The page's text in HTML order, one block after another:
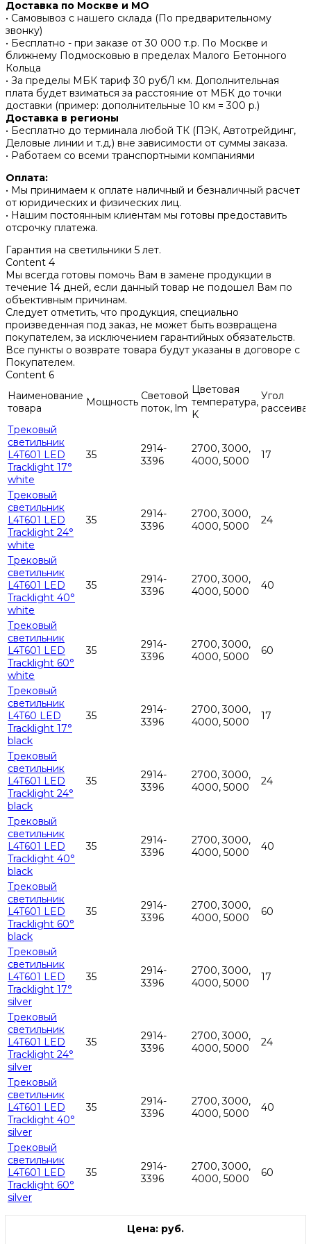
Доставка по Москве и МО
• Самовывоз с нашего склада (По предварительному
звонку)
• Бесплатно - при заказе от 30 000 т.р. По Москве и
ближнему Подмосковью в пределах Малого Бетонного
Кольца
• За пределы МБК тариф 30 руб/1 км. Дополнительная
плата будет взиматься за расстояние от МБК до точки
доставки (пример: дополнительные 10 км = 300 р.)
Доставка в регионы
• Бесплатно до терминала любой ТК (ПЭК, Автотрейдинг,
Деловые линии и т.д.) вне зависимости от суммы заказа.
• Работаем со всеми транспортными компаниями
Оплата:
• Мы принимаем к оплате наличный и безналичный расчет
от юридических и физических лиц.
• Нашим постоянным клиентам мы готовы предоставить
отсрочку платежа.
Гарантия на светильники 5 лет.
Content 4
Мы всегда готовы помочь Вам в замене продукции в
течение 14 дней, если данный товар не подошел Вам по
объективным причинам.
Следует отметить, что продукция, специально
произведенная под заказ, не может быть возвращена
покупателем, за исключением гарантийных обязательств.
Все пункты о возврате товара будут указаны в договоре с
Покупателем.
Content 6
Наименование
товара
Мощность Световой
поток, lm
Цветовая
температура,
K
Угол
Трековый
светильник
L4T601 LED
Tracklight 17°
white
35
2914-
3396
2700, 3000,
4000, 5000
17
Трековый
светильник
L4T601 LED
Tracklight 24°
white
35
2914-
3396
2700, 3000,
4000, 5000
24
Трековый
светильник
L4T601 LED
Tracklight 40°
white
35
2914-
3396
2700, 3000,
4000, 5000
40
Трековый
светильник
L4T601 LED
Tracklight 60°
white
35
2914-
3396
2700, 3000,
4000, 5000
60
Трековый
светильник
L4T60 LED
Tracklight 17°
black
35
2914-
3396
2700, 3000,
4000, 5000
17
Трековый
светильник
L4T601 LED
Tracklight 24°
black
35
2914-
3396
2700, 3000,
4000, 5000
24
Трековый
светильник
L4T601 LED
Tracklight 40°
black
35
2914-
3396
2700, 3000,
4000, 5000
40
Трековый
светильник
L4T601 LED
Tracklight 60°
black
35
2914-
3396
2700, 3000,
4000, 5000
60
Трековый
светильник
L4T601 LED
Tracklight 17°
silver
35
2914-
3396
2700, 3000,
4000, 5000
17
Трековый
светильник
L4T601 LED
Tracklight 24°
silver
35
2914-
3396
2700, 3000,
4000, 5000
24
Трековый
светильник
L4T601 LED
Tracklight 40°
silver
35
2914-
3396
2700, 3000,
4000, 5000
40
Трековый
светильник
L4T601 LED
Tracklight 60°
silver
35
2914-
3396
2700, 3000,
4000, 5000
60
Цена: руб.